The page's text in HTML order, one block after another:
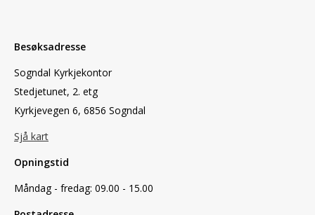
Besøksadresse
Sogndal Kyrkjekontor
Stedjetunet, 2. etg
Kyrkjevegen 6, 6856 Sogndal
Sjå kart
Opningstid
Måndag - fredag: 09.00 - 15.00